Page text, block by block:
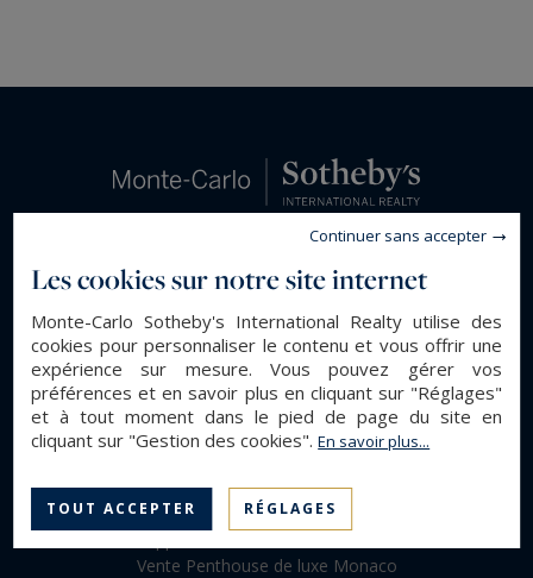
Trouvez un appartement à Monaco avec votre
Vente Penthouse de luxe Monaco
Les cookies sur notre site internet
Monte-Carlo Sotheby's International Realty utilise des
cookies pour personnaliser le contenu et vous offrir une
expérience sur mesure. Vous pouvez gérer vos
préférences et en savoir plus en cliquant sur "Réglages"
et à tout moment dans le pied de page du site en
cliquant sur "Gestion des cookies".En savoir plus...
TOUT ACCEPTER RÉGLAGES
Continuer sans accepter